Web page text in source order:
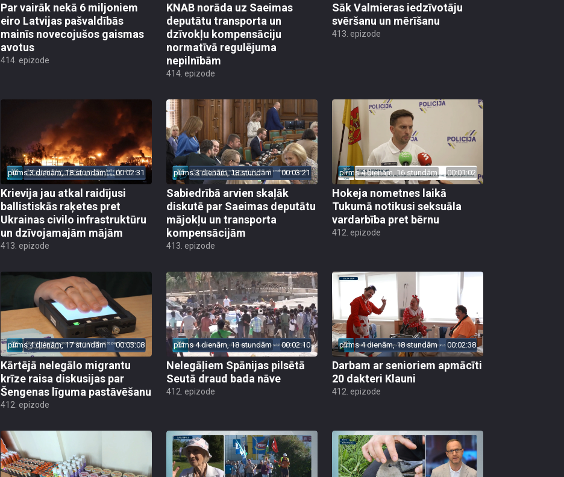
Par vairāk nekā 6 miljoniem
eiro Latvijas pašvaldībās
mainīs novecojušos gaismas
avotus
414. epizode
KNAB norāda uz Saeimas
deputātu transporta un
dzīvokļu kompensāciju
normatīvā regulējuma
nepilnībām
414. epizode
Sāk Valmieras iedzīvotāju
svēršanu un mērīšanu
413. epizode
pirms 3 dienām, 18 stundām 00:02:31
Krievija jau atkal raidījusi
ballistiskās raķetes pret
Ukrainas civilo infrastruktūru
un dzīvojamajām mājām
413. epizode
pirms 3 dienām, 18 stundām 00:03:21
Sabiedrībā arvien skaļāk
diskutē par Saeimas deputātu
mājokļu un transporta
kompensācijām
413. epizode
pirms 4 dienām, 16 stundām 00:01:02
Hokeja nometnes laikā
Tukumā notikusi seksuāla
vardarbība pret bērnu
412. epizode
pirms 4 dienām, 17 stundām 00:03:08
Kārtējā nelegālo migrantu
krīze raisa diskusijas par
Šengenas līguma pastāvēšanu
412. epizode
pirms 4 dienām, 18 stundām 00:02:10
Nelegāļiem Spānijas pilsētā
Seutā draud bada nāve
412. epizode
pirms 4 dienām, 18 stundām 00:02:38
Darbam ar senioriem apmācīti
20 dakteri Klauni
412. epizode